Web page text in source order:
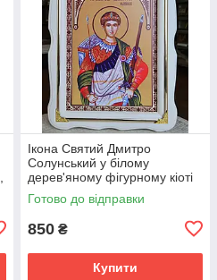
Ікона Святий Дмитро
Солунський у білому
дерев'яному фігурному кіоті
під склом, розмір кіота 37*27,
сюжет 20*30.
Готово до відправки
850 ₴
Купити